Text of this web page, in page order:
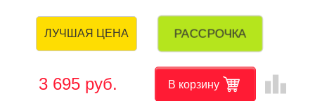
ЛУЧШАЯ ЦЕНА РАССРОЧКА
3 695 руб. В корзину leaderboard